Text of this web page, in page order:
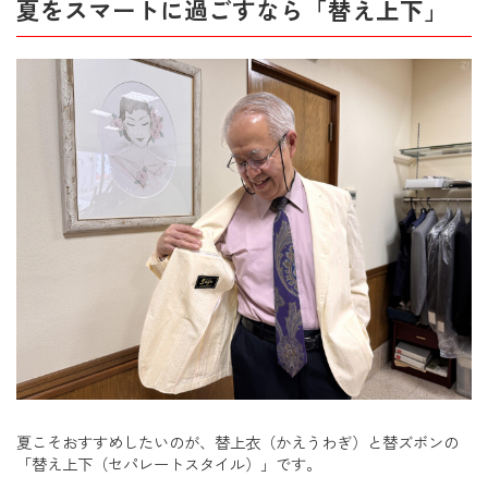
夏をスマートに過ごすなら「替え上下」
夏こそおすすめしたいのが、替上衣（かえうわぎ）と替ズボンの
「替え上下（セパレートスタイル）」です。